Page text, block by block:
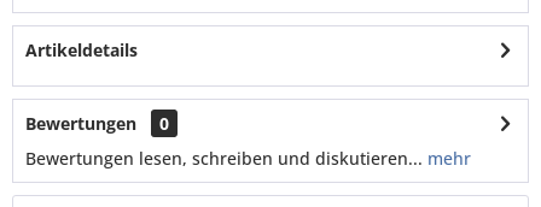
Artikeldetails
Bewertungen
0
Bewertungen lesen, schreiben und diskutieren... mehr